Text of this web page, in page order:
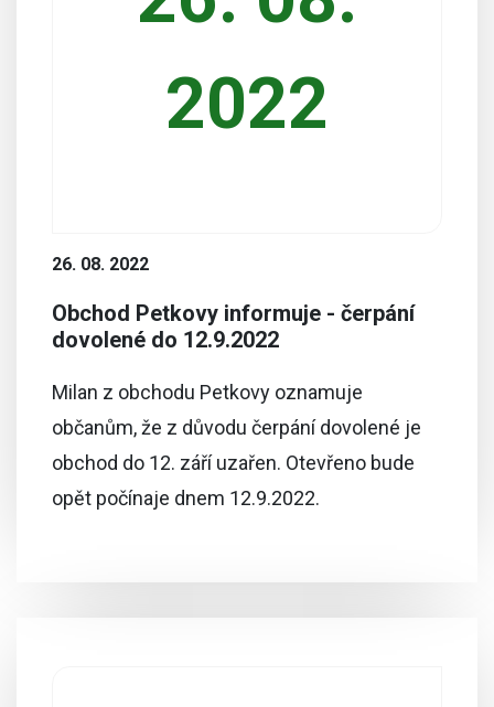
2022
26. 08. 2022
Obchod Petkovy informuje - čerpání
dovolené do 12.9.2022
Milan z obchodu Petkovy oznamuje
občanům, že z důvodu čerpání dovolené je
obchod do 12. září uzařen. Otevřeno bude
opět počínaje dnem 12.9.2022.